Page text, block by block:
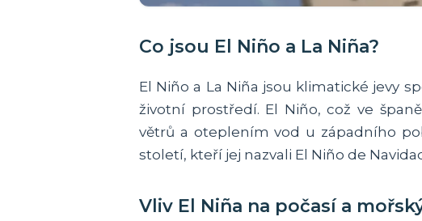
Co jsou El Niño a La Niña?
El Niño a La Niña jsou klimatické jevy
životní prostředí. El Niño, což ve
větrů a oteplením vod u západního
století, kteří jej nazvali El Niño de
Vliv El Niña na počasí a